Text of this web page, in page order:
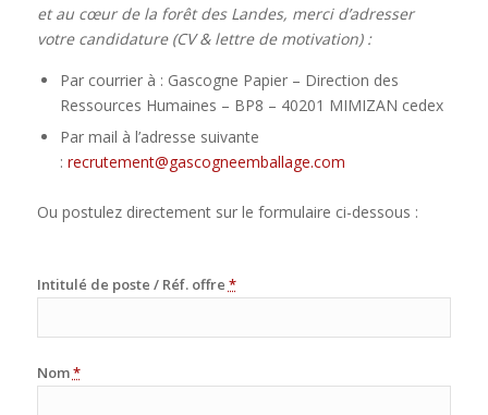
et au cœur de la forêt des Landes, merci d’adresser
votre candidature (CV & lettre de motivation) :
Par courrier à : Gascogne Papier – Direction des
Ressources Humaines – BP8 – 40201 MIMIZAN cedex
Par mail à l’adresse suivante
: recrutement@gascogneemballage.com
Ou postulez directement sur le formulaire ci-dessous :
Intitulé de poste / Réf. offre *
Nom*